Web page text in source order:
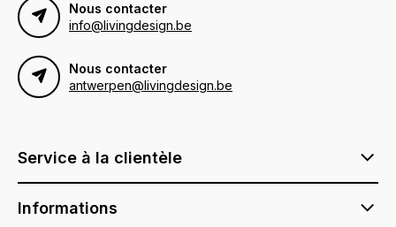
Nous contacter
info@livingdesign.be
Nous contacter
antwerpen@livingdesign.be
Service à la clientèle
Informations